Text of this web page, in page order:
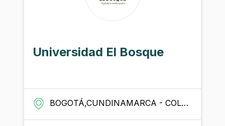
Universidad El Bosque
BOGOTÁ,CUNDINAMARCA - COLOMBIA